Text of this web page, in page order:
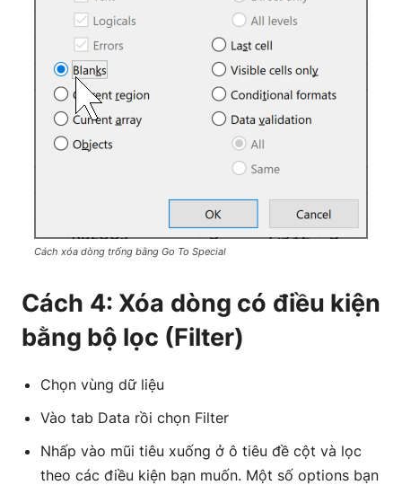
Cách xóa dòng trống bằng Go To Special
Cách 4: Xóa dòng có điều kiện
bằng bộ lọc (Filter)
Chọn vùng dữ liệu
Vào tab Data rồi chọn Filter
Nhấp vào mũi tiêu xuống ở ô tiêu đề cột và lọc
theo các điều kiện bạn muốn. Một số options bạn